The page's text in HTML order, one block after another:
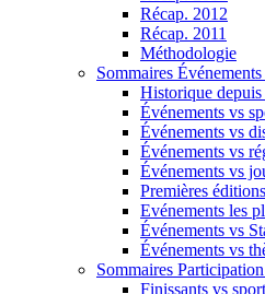
Récap. 2012
Récap. 2011
Méthodologie
Sommaires Événements
Historique
Événements vs
Événements vs
Événements vs
Événements vs
Premières éditions
Evénements les
Événements vs
Événements vs
Sommaires
Finissants vs